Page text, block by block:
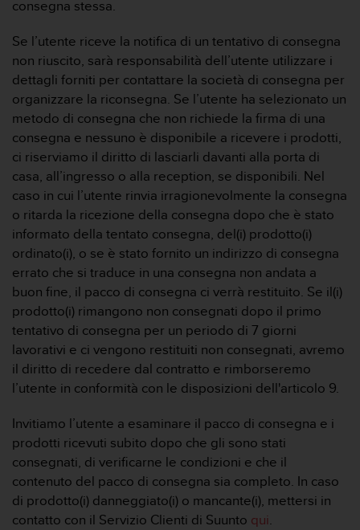
consegna stessa.
Se l’utente riceve la notifica di un tentativo di consegna
non riuscito, sarà responsabilità dell’utente utilizzare i
dettagli forniti per contattare la società di consegna per
organizzare la riconsegna. Se l’utente ha selezionato un
metodo di consegna che non richiede la firma di una
consegna e nessuno è disponibile a ricevere i prodotti,
ci riserviamo il diritto di lasciarli davanti alla porta di
casa, all’ingresso o alla reception, se disponibili. Nel
caso in cui l’utente rinvia irragionevolmente la consegna
o ritarda la ricezione della consegna dopo che è stato
informato della tentato consegna, del(i) prodotto(i)
ordinato(i), o se è stato fornito un indirizzo di consegna
errato che si traduce in una consegna non andata a
buon fine, il pacco di consegna ci verrà restituito. Se il(i)
prodotto(i) rimangono non consegnati dopo il primo
tentativo di consegna per un periodo di 7 giorni
lavorativi e ci vengono restituiti non consegnati, avremo
il diritto di recedere dal contratto e rimborseremo
l’utente in conformità con le disposizioni dell'articolo 9.
Invitiamo l’utente a esaminare il pacco di consegna e i
prodotti ricevuti subito dopo che gli sono stati
consegnati, di verificarne le condizioni e che il
contenuto del pacco di consegna sia completo. In caso
di prodotto(i) danneggiato(i) o mancante(i), mettersi in
contatto con il Servizio Clienti di Suunto qui.